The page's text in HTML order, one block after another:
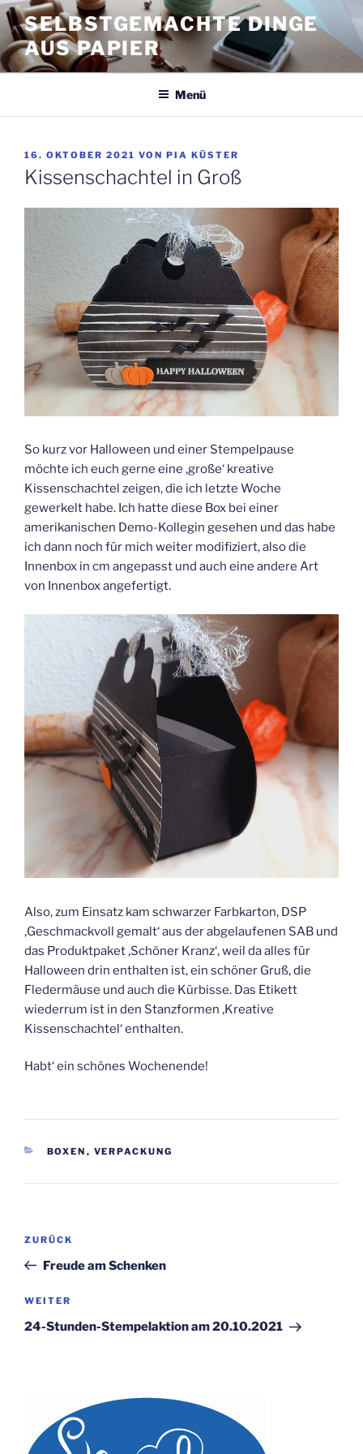
Zum
Inhalt
springen
SELBSTGEMACHTE DINGE
AUS PAPIER
Menü
VERÖFFENTLICHT
AM
16. OKTOBER 2021 VON PIA KÜSTER
Kissenschachtel in Groß
So kurz vor Halloween und einer Stempelpause
möchte ich euch gerne eine ‚große‘ kreative
Kissenschachtel zeigen, die ich letzte Woche
gewerkelt habe. Ich hatte diese Box bei einer
amerikanischen Demo-Kollegin gesehen und das habe
ich dann noch für mich weiter modifiziert, also die
Innenbox in cm angepasst und auch eine andere Art
von Innenbox angefertigt.
Also, zum Einsatz kam schwarzer Farbkarton, DSP
‚Geschmackvoll gemalt‘ aus der abgelaufenen SAB und
das Produktpaket ‚Schöner Kranz‘, weil da alles für
Halloween drin enthalten ist, ein schöner Gruß, die
Fledermäuse und auch die Kürbisse. Das Etikett
wiederrum ist in den Stanzformen ‚Kreative
Kissenschachtel‘ enthalten.
Habt‘ ein schönes Wochenende!
KATEGORIEN
BOXEN , VERPACKUNG
Beitragsnavigation
Vorheriger
Beitrag
ZURÜCK
Freude am Schenken
Nächster
Beitrag
WEITER
24-Stunden-Stempelaktion am 20.10.2021